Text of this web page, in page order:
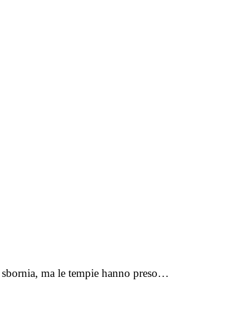
ma le tempie hanno preso…